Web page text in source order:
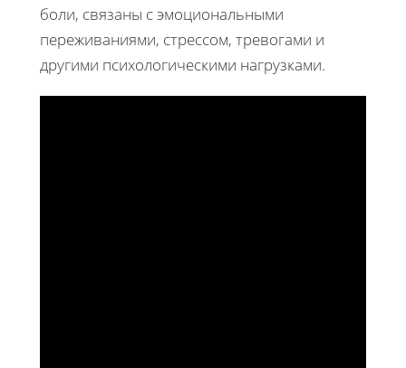
боли, связаны с эмоциональными
переживаниями, стрессом, тревогами и
другими психологическими нагрузками.